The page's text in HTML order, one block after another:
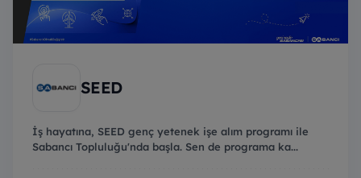
SEED
İş hayatına, SEED genç yetenek işe alım programı ile
Sabancı Topluluğu'nda başla. Sen de programa ka...